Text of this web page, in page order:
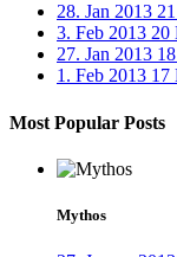
28. Jan 2013
3. Feb 2013 20
27. Jan 2013
1. Feb 2013 17
Most Popular Posts
Mythos